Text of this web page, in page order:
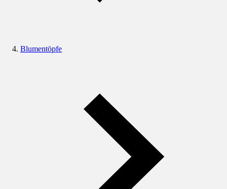
Blumentöpfe